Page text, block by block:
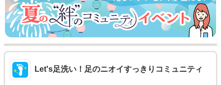
Let's足洗い！足のニオイすっきりコミュニティ